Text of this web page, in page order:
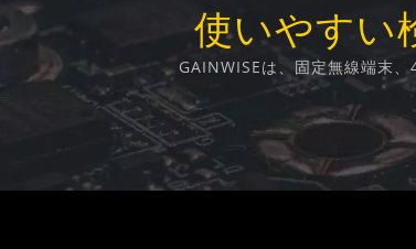
使いやすい
GAINWISEは、固定無線端末